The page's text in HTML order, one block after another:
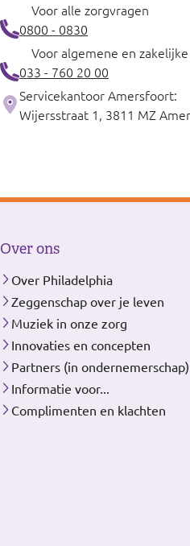
Voor alle zorgvragen
0800 - 0830
Voor algemene en
033 - 760 20 00
Servicekantoor Amersfoort:
Wijersstraat 1, 3811 MZ
Over ons
Over Philadelphia
Zeggenschap over je leven
Muziek in onze zorg
Innovaties en concepten
Partners (in ondernemerschap)
Informatie voor...
Complimenten en klachten